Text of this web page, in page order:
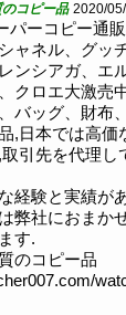
コピー品 2020/
パーコピー通
ャネル、グッチ
ンシアガ、エ
クロエ大激売
バッグ、財布
,日本では高価
引先を代理
経験と実績が
弊社におまか
す.
のコピー品